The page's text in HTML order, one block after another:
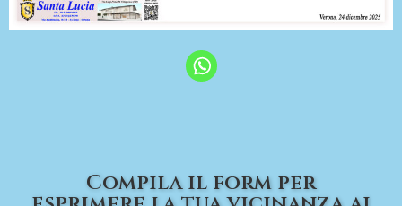
Compila il form per